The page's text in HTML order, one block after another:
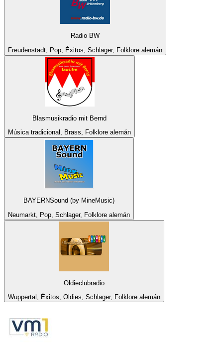
Radio BW
Freudenstadt, Pop, Éxitos, Schlager, Folklore alemán
Blasmusikradio mit Bernd
Música tradicional, Brass, Folklore alemán
BAYERNSound (by MineMusic)
Neumarkt, Pop, Schlager, Folklore alemán
Oldieclubradio
Wuppertal, Éxitos, Oldies, Schlager, Folklore alemán